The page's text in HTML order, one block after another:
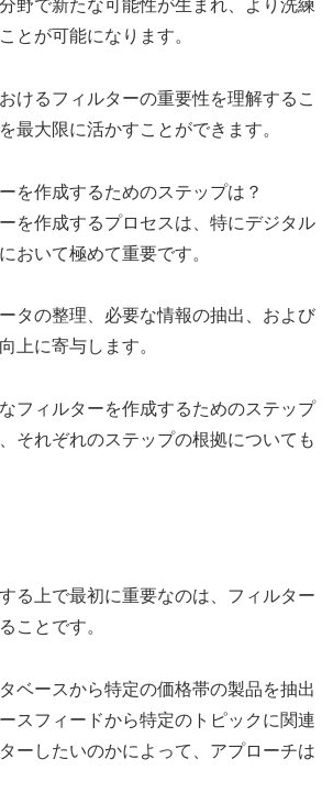
野で新たな可能性が生まれ、より洗練
とが可能になります。
けるフィルターの重要性を理解するこ
最大限に活かすことができます。
を作成するためのステップは？
を作成するプロセスは、特にデジタル
おいて極めて重要です。
タの整理、必要な情報の抽出、および
上に寄与します。
フィルターを作成するためのステップ
それぞれのステップの根拠についても
る上で最初に重要なのは、フィルター
ことです。
ベースから特定の価格帯の製品を抽出
スフィードから特定のトピックに関連
ーしたいのかによって、アプローチは